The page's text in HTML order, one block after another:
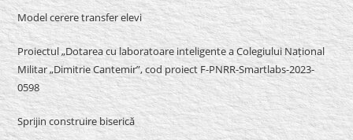
Model cerere transfer elevi
Proiectul „Dotarea cu laboratoare inteligente a Colegiului Național
Militar „Dimitrie Cantemir”, cod proiect F-PNRR-Smartlabs-2023-
0598
Sprijin construire biserică